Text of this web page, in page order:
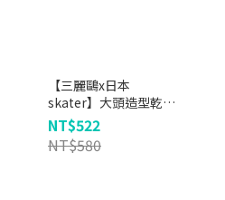
【三麗鷗x日本
skater】大頭造型乾髮
帽
NT$522
NT$580